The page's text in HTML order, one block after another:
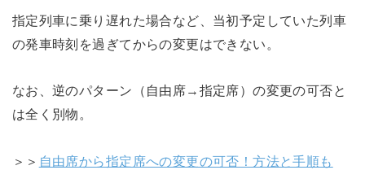
指定列車に乗り遅れた場合など、当初予定していた列車
の発車時刻を過ぎてからの変更はできない。
なお、逆のパターン（自由席→指定席）の変更の可否と
は全く別物。
＞＞ 自由席から指定席への変更の可否！方法と手順も